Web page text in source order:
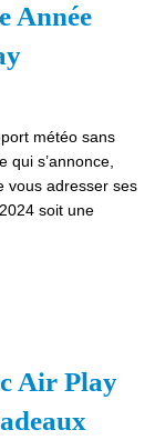
Année
météo sans
s’annonce,
vous adresser ses
soit une
Air Play